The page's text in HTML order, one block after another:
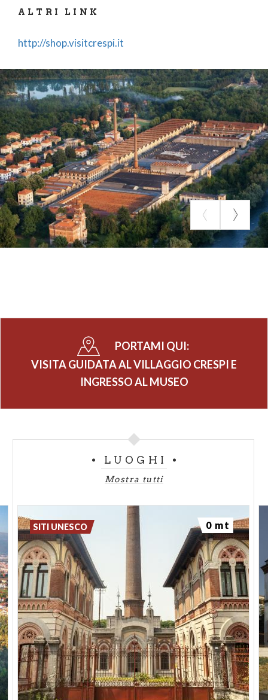
ALTRI LINK
http://shop.visitcrespi.it
PORTAMI QUI:
VISITA GUIDATA AL VILLAGGIO CRESPI E
INGRESSO AL MUSEO
LUOGHI
Mostra tutti
SITI UNESCO 0 mt